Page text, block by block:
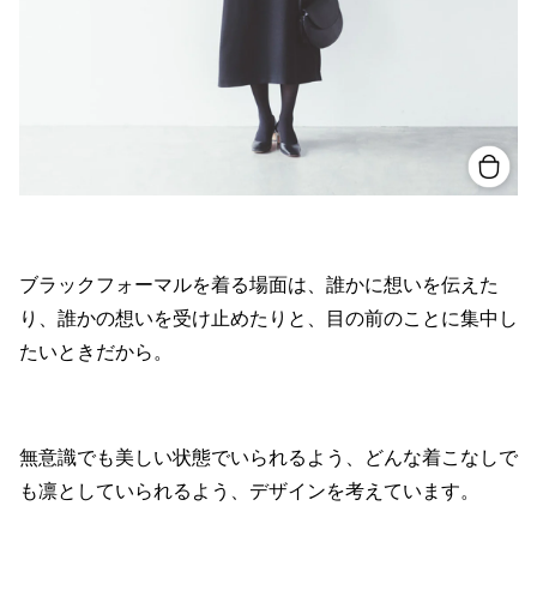
ブラックフォーマルを着る場面は、誰かに想いを伝えた
り、誰かの想いを受け止めたりと、目の前のことに集中し
たいときだから。
無意識でも美しい状態でいられるよう、どんな着こなしで
も凛としていられるよう、デザインを考えています。